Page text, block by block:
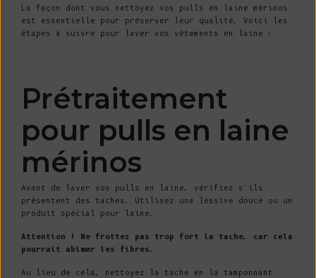
La façon dont vous nettoyez vos pulls en laine mérinos
est essentielle pour préserver leur qualité. Voici les
étapes à suivre pour laver vos vêtements en laine :
Prétraitement
pour pulls en laine
mérinos
Avant de laver vos pulls en laine, vérifiez s'ils
présentent des taches. Utilisez une lessive douce ou un
produit spécial pour laine.
Attention ! Ne frottez pas trop fort la tache, car cela
pourrait abîmer les fibres.
Au lieu de cela, nettoyez la tache en la tamponnant